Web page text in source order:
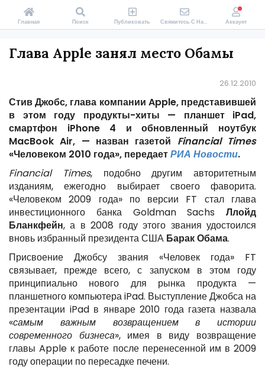
Глава Apple занял место Обамы
26.12.2010
Стив Джобс, глава компании Apple, представившей
в этом году продукты-хиты — планшет iPad,
смартфон iPhone 4 и обновленный ноутбук
MacBook Air, — назван газетой Financial Times
«Человеком 2010 года», передаетРИА Новости.
Financial Times, подобно другим авторитетным
изданиям, ежегодно выбирает своего фаворита.
«Человеком 2009 года» по версии FT стал глава
инвестиционного банка Goldman Sachs Ллойд
Бланкфейн, а в 2008 году этого звания удостоился
вновь избранный президента США Барак Обама.
Присвоение Джобсу звания «Человек года» FT
связывает, прежде всего, с запуском в этом году
принципиально нового для рынка продукта —
планшетного компьютера iPad. Выступление Джобса на
презентации iPad в январе 2010 года газета назвала
«самым важным возвращением в истории
современного бизнеса», имея в виду возвращение
главы Apple к работе после перенесенной им в 2009
году операции по пересадке печени.
Главная Поиск Публиковать Свяжитесь С Нами Аккаунт